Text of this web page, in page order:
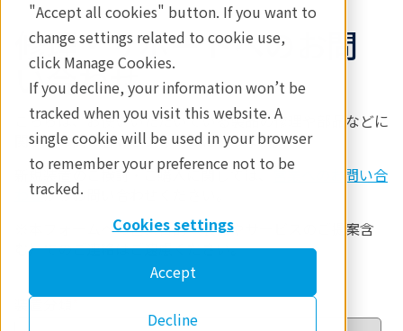
"Accept all cookies" button. If you want to
change settings related to cookie use,
click Manage Cookies.
If you decline, your information won’t be
tracked when you visit this website. A
single cookie will be used in your browser
to remember your preference not to be
tracked.
Cookies settings
Accept
Decline
修理・サポートへのお問
い合わせ
こちらは、お使いいただいている製品の修理や部品などに
関するお問い合わせフォームになります。
新規装置のご検討・ご購入に関しては、営業へのお問い合
わせからお問い合わせください。
※本フォームへの営業目的（製品やサービスのご提案含
む）でのご連絡はご遠慮ください。
装置分類*